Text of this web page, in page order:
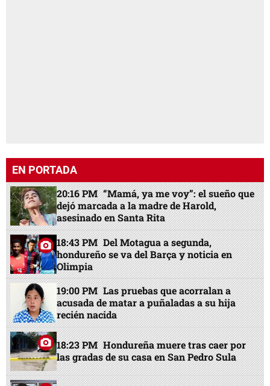
EN PORTADA
20:16 PM “Mamá, ya me voy”: el sueño que
dejó marcada a la madre de Harold,
asesinado en Santa Rita
18:43 PM Del Motagua a segunda,
hondureño se va del Barça y noticia en
Olimpia
19:00 PM Las pruebas que acorralan a
acusada de matar a puñaladas a su hija
recién nacida
18:23 PM Hondureña muere tras caer por
las gradas de su casa en San Pedro Sula